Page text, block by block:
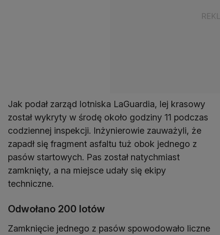
Jak podał zarząd lotniska LaGuardia, lej krasowy
został wykryty w środę około godziny 11 podczas
codziennej inspekcji. Inżynierowie zauważyli, że
zapadł się fragment asfaltu tuż obok jednego z
pasów startowych. Pas został natychmiast
zamknięty, a na miejsce udały się ekipy
techniczne.
Odwołano 200 lotów
Zamknięcie jednego z pasów spowodowało liczne